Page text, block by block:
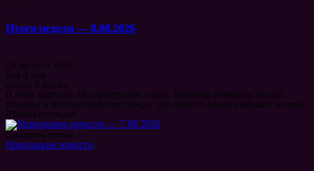
Итоги недели — 8.08.2026
9 августа 2026
like 0 like
dislike 0 dislike
В этом выпуске: Под контролем главы. Крупные ремонты, новые
объекты и благоустройство города. До первого звонка меньше месяца.
Школы проходят...
Смотреть позже
Норильские новости